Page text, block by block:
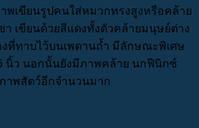
พเขียนรูปคนใส่หมวกทรงสูงหรือคล้าย
เขียนด้วยสีแดงทั้งตัวคล้ายมนุษย์ต่าง
ที่ทาบไว้บนเพดานถ้ำ มีลักษณะพิเศษ
นิ้ว นอกนั้นยังมีภาพคล้าย นกฟีนิกซ์
าพสัตว์อีกจำนวนมาก